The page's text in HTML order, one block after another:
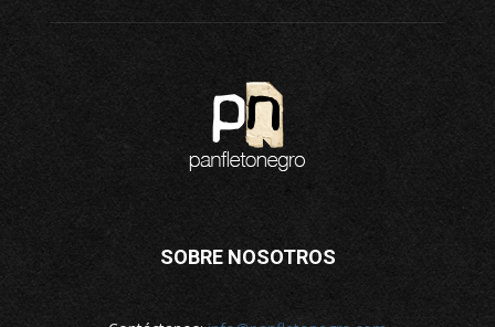
SOBRE NOSOTROS